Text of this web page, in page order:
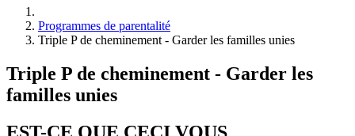
Programmes de parentalité
Triple P de cheminement - Garder les familles unies
Triple P de cheminement - Garder les
familles unies